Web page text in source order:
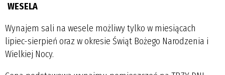
WESELA
Wynajem sali na wesele możliwy tylko w miesiącach
lipiec-sierpień oraz w okresie Świąt Bożego Narodzenia i
Wielkiej Nocy.